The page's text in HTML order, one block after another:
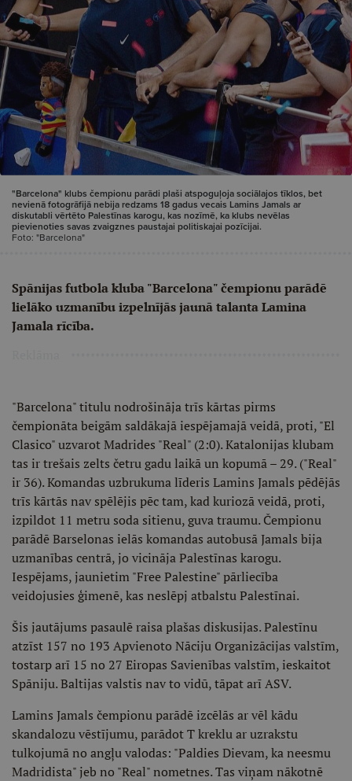
"Barcelona" klubs čempionu parādi plaši atspoguļoja sociālajos tīklos, bet
nevienā fotogrāfijā nebija redzams 18 gadus vecais Lamins Jamals ar
diskutabli vērtēto Palestīnas karogu, kas nozīmē, ka klubs nevēlas
pievienoties savas zvaigznes paustajai politiskajai pozīcijai.
Foto: "Barcelona"
Spānijas futbola kluba "Barcelona" čempionu parādē
lielāko uzmanību izpelnījās jaunā talanta Lamina
Jamala rīcība.
"Barcelona" titulu nodrošināja trīs kārtas pirms
čempionāta beigām saldākajā iespējamajā veidā, proti, "El
Clasico" uzvarot Madrides "Real" (2:0). Katalonijas klubam
tas ir trešais zelts četru gadu laikā un kopumā – 29. ("Real"
ir 36). Komandas uzbrukuma līderis Lamins Jamals pēdējās
trīs kārtās nav spēlējis pēc tam, kad kuriozā veidā, proti,
izpildot 11 metru soda sitienu, guva traumu. Čempionu
parādē Barselonas ielās komandas autobusā Jamals bija
uzmanības centrā, jo vicināja Palestīnas karogu.
Iespējams, jaunietim "Free Palestine" pārliecība
veidojusies ģimenē, kas neslēpj atbalstu Palestīnai.
Šis jautājums pasaulē raisa plašas diskusijas. Palestīnu
atzīst 157 no 193 Apvienoto Nāciju Organizācijas valstīm,
tostarp arī 15 no 27 Eiropas Savienības valstīm, ieskaitot
Spāniju. Baltijas valstis nav to vidū, tāpat arī ASV.
Lamins Jamals čempionu parādē izcēlās ar vēl kādu
skandalozu vēstījumu, parādot T kreklu ar uzrakstu
tulkojumā no angļu valodas: "Paldies Dievam, ka neesmu
Madridista" jeb no "Real" nometnes. Tas viņam nākotnē